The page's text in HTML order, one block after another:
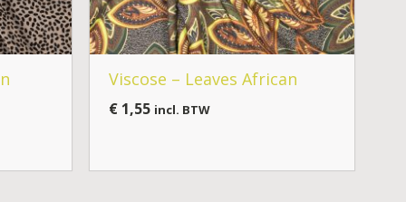
Viscose – Leaves African
€ 1,55 incl. BTW